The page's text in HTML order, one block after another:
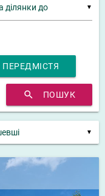
▼
ПЕРЕДМІСТЯ
search ПОШУК
▼